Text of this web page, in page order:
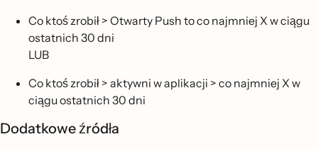
Co ktoś zrobił > Otwarty Push to co najmniej X w ciągu
ostatnich 30 dni
LUB
Co ktoś zrobił > aktywni w aplikacji > co najmniej X w
ciągu ostatnich 30 dni
Dodatkowe źródła